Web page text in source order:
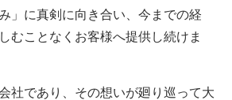
」に真剣に向き合い、今までの経
むことなくお客様へ提供し続けま
社であり、その想いが廻り巡って大